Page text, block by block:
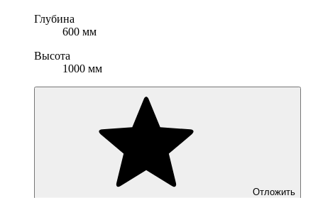
Глубина
600 мм
Высота
1000 мм
Отложить